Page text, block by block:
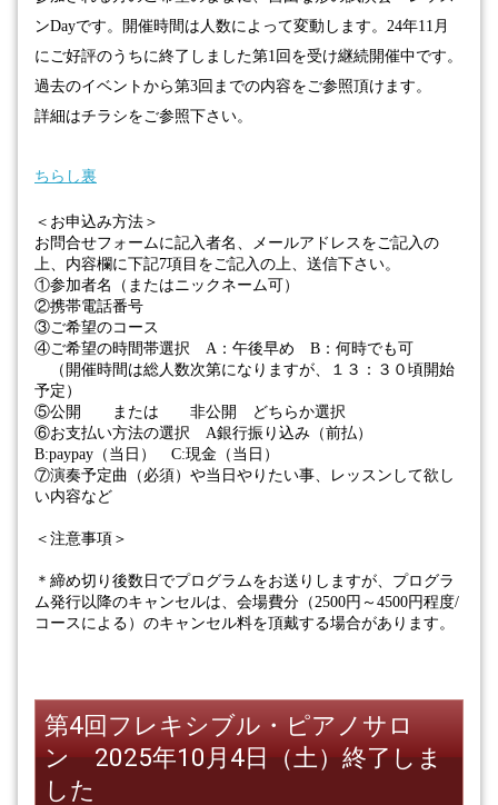
ンDayです。 開催時間は人数によって変動します。24年11月
にご好評のうちに終了しました第1回を受け継続開催中です。
過去のイベントから第3回までの内容をご参照頂けます。
詳細はチラシをご参照下さい。
ちらし裏
＜お申込み方法＞
お問合せフォームに記入者名、メールアドレスをご記入の
上、内容欄に下記7項目をご記入の上、送信下さい。
①参加者名（またはニックネーム可）
②携帯電話番号
③ご希望のコース
④ご希望の時間帯選択 A ：午後早め B ：何時でも可
（開催時間は総人数次第になりますが、
１３：３０頃開始
予定 ）
⑤公開 または 非公開 どちらか選択
⑥お支払い方法の選択 A銀行振り込み（前払）
B:paypay （当日） C:現金（当日）
⑦演奏予定曲（必須）や当日やりたい事、レッスンして欲し
い内容など
＜注意事項＞
＊締め切り後数日でプログラムをお送りしますが、プログラ
ム発行以降のキャンセルは、会場費分（ 2500円～ 4500円程度/
コースによる）のキャンセル料を頂戴する場合があります。
第4回フレキシブル・ピアノサロ
ン 2025年10月4日（土）終了しま
した